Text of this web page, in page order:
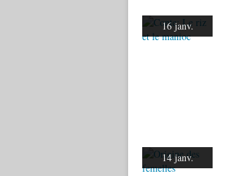
16 janv.
14 janv.